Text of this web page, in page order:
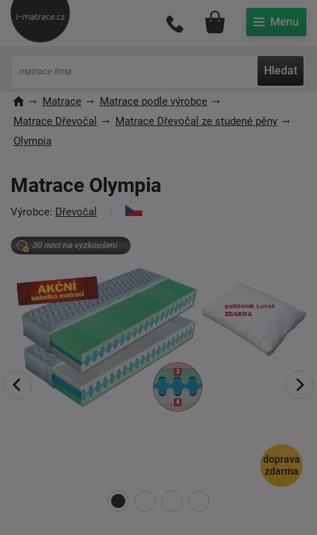
Hledat
Můj účet
Matrace
Matrace podle výrobce
Matrace Dřevočal
Matrace Dřevočal ze studené pěny
Olympia
Matrace Olympia
Výrobce: Dřevočal
30 nocí na vyzkoušení
doprava
zdarma